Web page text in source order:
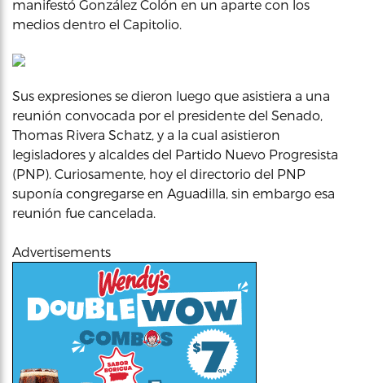
manifestó González Colón en un aparte con los
medios dentro el Capitolio.
Sus expresiones se dieron luego que asistiera a una
reunión convocada por el presidente del Senado,
Thomas Rivera Schatz, y a la cual asistieron
legisladores y alcaldes del Partido Nuevo Progresista
(PNP). Curiosamente, hoy el directorio del PNP
suponía congregarse en Aguadilla, sin embargo esa
reunión fue cancelada.
Advertisements